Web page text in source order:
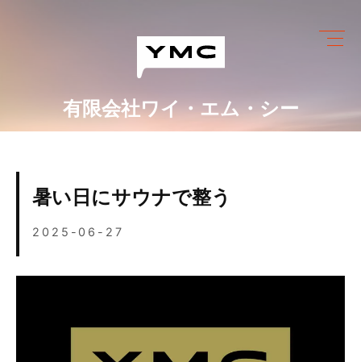
有限会社ワイ・エム・シー
ワイ・エム・シーにできること
会社情報
営業カレンダー
ブログ
お問い合わせ
暑い日にサウナで整う
2025-06-27